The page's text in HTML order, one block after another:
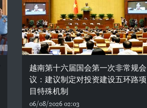
越南第十六届国会第一次非常规会
议：建议制定对投资建设五环路项
目特殊机制
06/08/2026 02:03